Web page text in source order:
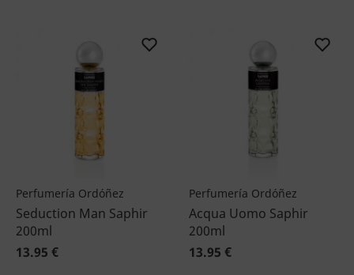
Perfumería Ordóñez
Seduction Man Saphir
200ml
13.95 €
Perfumería Ordóñez
Acqua Uomo Saphir
200ml
13.95 €